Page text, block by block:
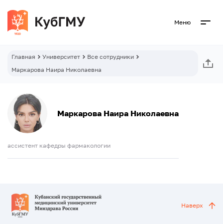
Меню
Главная Университет
Все сотрудники
Маркарова Наира Николаевна
Маркарова Наира Николаевна
ассистент кафедры фармакологии
Наверх